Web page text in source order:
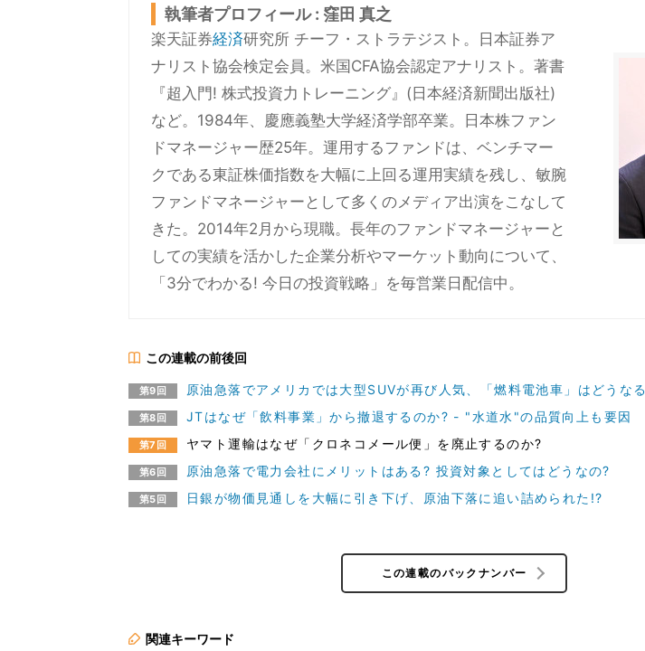
執筆者プロフィール : 窪田 真之
楽天証券経済研究所 チーフ・ストラテジスト。日本証券ア
ナリスト協会検定会員。米国CFA協会認定アナリスト。著書
『超入門! 株式投資力トレーニング』(日本経済新聞出版社)
など。1984年、慶應義塾大学経済学部卒業。日本株ファン
ドマネージャー歴25年。運用するファンドは、ベンチマー
クである東証株価指数を大幅に上回る運用実績を残し、敏腕
ファンドマネージャーとして多くのメディア出演をこなして
きた。2014年2月から現職。長年のファンドマネージャーと
しての実績を活かした企業分析やマーケット動向について、
「3分でわかる! 今日の投資戦略」を毎営業日配信中。
この連載の前後回
第9回 原油急落でアメリカでは大型SUVが再び人気、「燃料電池車」はどうな
第8回 JTはなぜ「飲料事業」から撤退するのか? - "水道水"の品質向上も要因
第7回 ヤマト運輸はなぜ「クロネコメール便」を廃止するのか?
第6回 原油急落で電力会社にメリットはある? 投資対象としてはどうなの?
第5回 日銀が物価見通しを大幅に引き下げ、原油下落に追い詰められた!?
この連載のバックナンバー
関連キーワード